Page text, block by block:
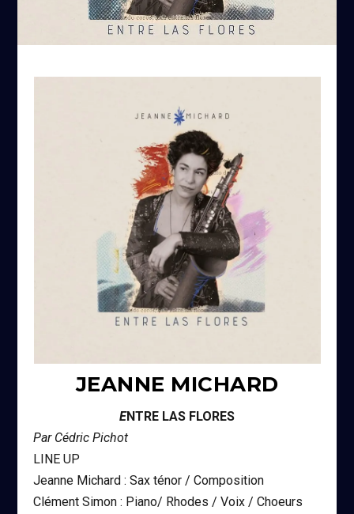
JEANNE MICHARD
ENTRE LAS FLORES
Par Cédric Pichot
LINE UP
Jeanne Michard : Sax ténor / Composition
Clément Simon : Piano/ Rhodes / Voix / Choeurs